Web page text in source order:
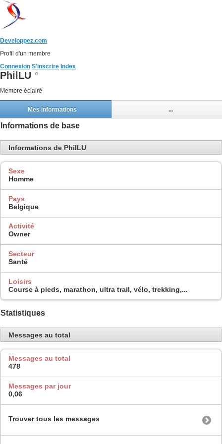
Developpez.com
Profil d'un membre
Connexion S'inscrire Index
PhilLU
Membre éclairé
Mes informations ...
Informations de base
Informations de PhilLU
Sexe
Homme
Pays
Belgique
Activité
Owner
Secteur
Santé
Loisirs
Course à pieds, marathon, ultra trail, vélo, trekking,...
Statistiques
Messages au total
Messages au total
478
Messages par jour
0,06
Trouver tous les messages